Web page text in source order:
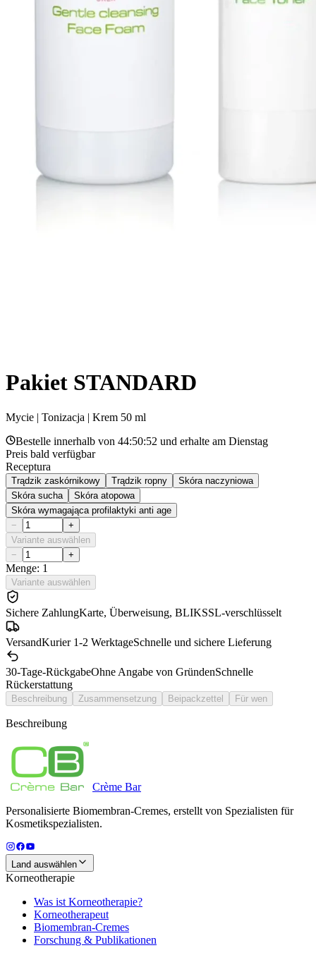
Pakiet STANDARD
Mycie | Tonizacja | Krem 50 ml
Bestelle innerhalb von 44:50:52 und erhalte am Dienstag
Preis bald verfügbar
Receptura
Trądzik zaskórnikowy Trądzik ropny
Skóra naczyniowa
Skóra sucha
Skóra atopowa
Skóra wymagająca profilaktyki anti age
−
+
Variante auswählen
−
+
Menge: 1
Variante auswählen
Sichere ZahlungKarte, Überweisung, BLIKSSL-verschlüsselt
VersandKurier 1-2 WerktageSchnelle und sichere Lieferung
30-Tage-RückgabeOhne Angabe von GründenSchnelle
Rückerstattung
Beschreibung Zusammensetzung Beipackzettel Für wen
Beschreibung
Crème Bar
Personalisierte Biomembran-Cremes, erstellt von Spezialisten für
Kosmetikspezialisten.
Land auswählen
Korneotherapie
Was ist Korneotherapie?
Korneotherapeut
Biomembran-Cremes
Forschung & Publikationen